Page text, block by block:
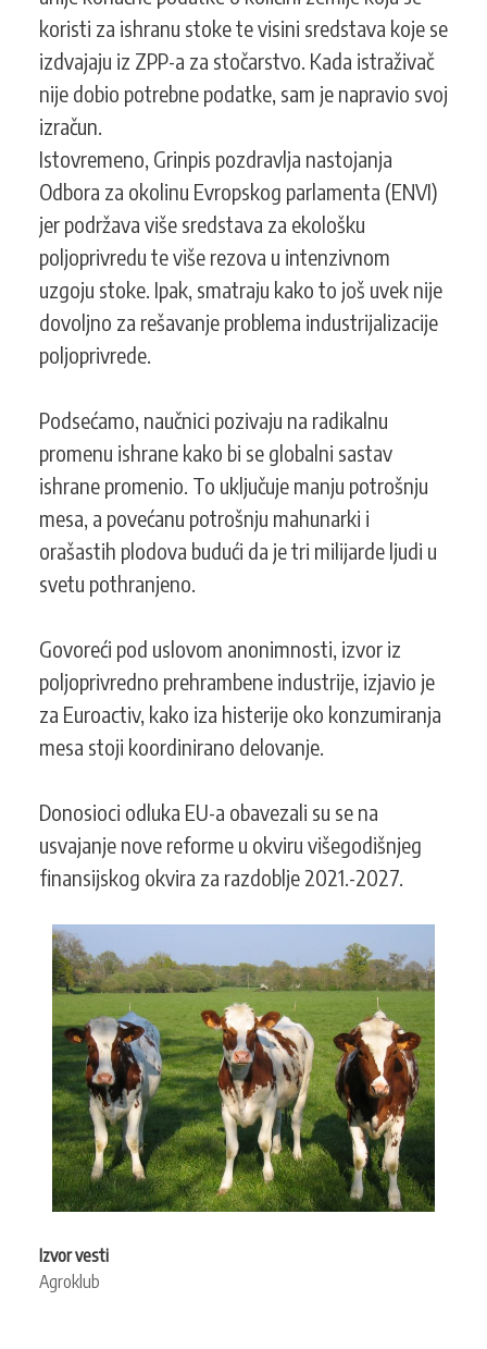
koristi za ishranu stoke te visini sredstava koje se
izdvajaju iz ZPP-a za stočarstvo. Kada istraživač
nije dobio potrebne podatke, sam je napravio svoj
izračun.
Istovremeno, Grinpis pozdravlja nastojanja
Odbora za okolinu Evropskog parlamenta (ENVI)
jer podržava više sredstava za ekološku
poljoprivredu te više rezova u intenzivnom
uzgoju stoke. Ipak, smatraju kako to još uvek nije
dovoljno za rešavanje problema industrijalizacije
poljoprivrede.
Podsećamo, naučnici pozivaju na radikalnu
promenu ishrane kako bi se globalni sastav
ishrane promenio. To uključuje manju potrošnju
mesa, a povećanu potrošnju mahunarki i
orašastih plodova budući da je tri milijarde ljudi u
svetu pothranjeno.
Govoreći pod uslovom anonimnosti, izvor iz
poljoprivredno prehrambene industrije, izjavio je
za Euroactiv, kako iza histerije oko konzumiranja
mesa stoji koordinirano delovanje.
Donosioci odluka EU-a obavezali su se na
usvajanje nove reforme u okviru višegodišnjeg
finansijskog okvira za razdoblje 2021.-2027.
Izvor vesti
Agroklub